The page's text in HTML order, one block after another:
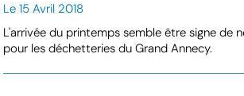
Le 15 Avril 2018
L'arrivée du printemps semble être signe de
pour les déchetteries du Grand Annecy.